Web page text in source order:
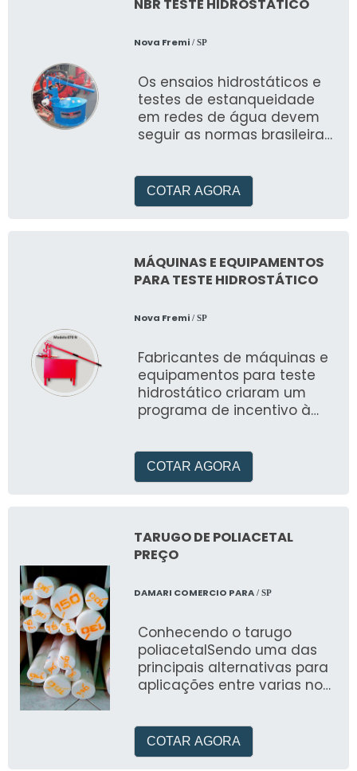
NBR TESTE HIDROSTÁTICO
Nova Fremi/ SP
Os ensaios hidrostáticos e
testes de estanqueidade
em redes de água devem
seguir as normas brasileiras
COTAR AGORA
MÁQUINAS E EQUIPAMENTOS
PARA TESTE HIDROSTÁTICO
Nova Fremi/ SP
Fabricantes de máquinas e
equipamentos para teste
hidrostático criaram um
programa de incentivo à
de q
COTAR AGORA
TARUGO DE POLIACETAL
PREÇO
DAMARI COMERCIO PARA/ SP
Conhecendo o tarugo
poliacetalSendo uma das
principais alternativas para
aplicações entre varias no
poliaceta
COTAR AGORA